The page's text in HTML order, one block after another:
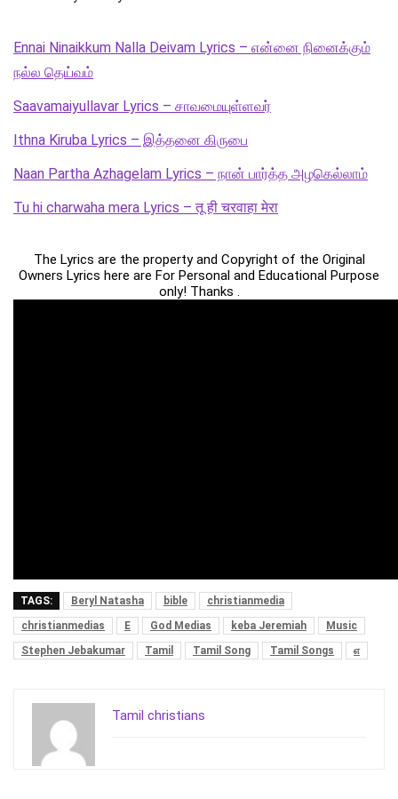
Ennai Ninaikkum Nalla Deivam Lyrics – என்னை நினைக்கும்
நல்ல தெய்வம்
Saavamaiyullavar Lyrics – சாவமையுள்ளவர்
Ithna Kiruba Lyrics – இத்தனை கிருபை
Naan Partha Azhagelam Lyrics – நான் பார்த்த அழகெல்லாம்
Tu hi charwaha mera Lyrics – तू ही चरवाहा मेरा
The Lyrics are the property and Copyright of the Original
Owners Lyrics here are For Personal and Educational Purpose
only! Thanks .
TAGS: Beryl Natasha bible
christianmedia
christianmedias
E God Medias keba Jeremiah
Music
Stephen Jebakumar
Tamil Tamil Song Tamil Songs எ
Tamil christians